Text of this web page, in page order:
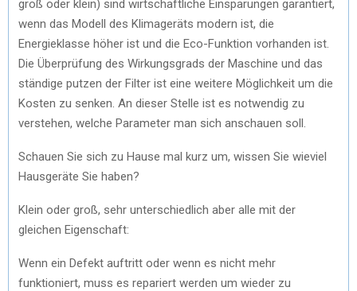
groß oder klein) sind wirtschaftliche Einsparungen garantiert,
wenn das Modell des Klimageräts modern ist, die
Energieklasse höher ist und die Eco-Funktion vorhanden ist.
Die Überprüfung des Wirkungsgrads der Maschine und das
ständige putzen der Filter ist eine weitere Möglichkeit um die
Kosten zu senken. An dieser Stelle ist es notwendig zu
verstehen, welche Parameter man sich anschauen soll.
Schauen Sie sich zu Hause mal kurz um, wissen Sie wieviel
Hausgeräte Sie haben?
Klein oder groß, sehr unterschiedlich aber alle mit der
gleichen Eigenschaft:
Wenn ein Defekt auftritt oder wenn es nicht mehr
funktioniert, muss es repariert werden um wieder zu